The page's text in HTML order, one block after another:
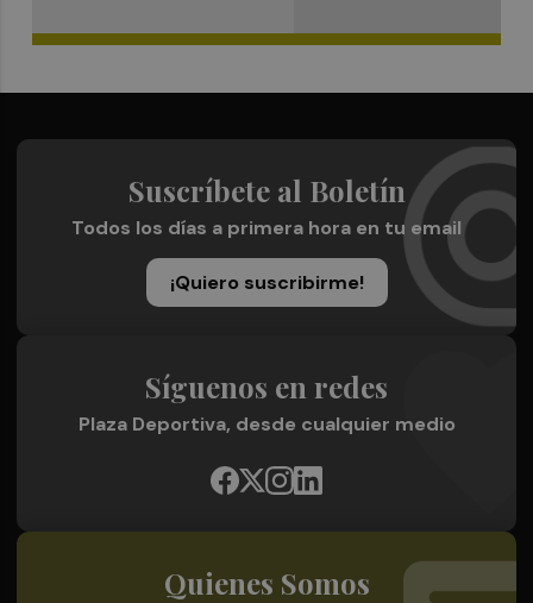
Suscríbete al Boletín
Todos los días a primera hora en tu email
¡Quiero suscribirme!
Síguenos en redes
Plaza Deportiva, desde cualquier medio
Quienes Somos